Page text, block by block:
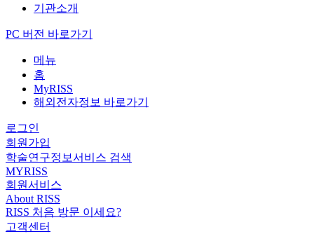
기관소개
PC 버전 바로가기
메뉴
홈
MyRISS
해외전자정보 바로가기
로그인
회원가입
학술연구정보서비스 검색
MYRISS
회원서비스
About RISS
RISS 처음 방문 이세요?
고객센터